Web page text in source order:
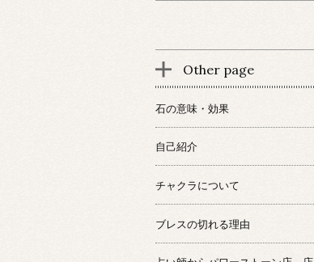
Other page
石の意味・効果
自己紹介
チャクラについて
ブレスの切れる理由